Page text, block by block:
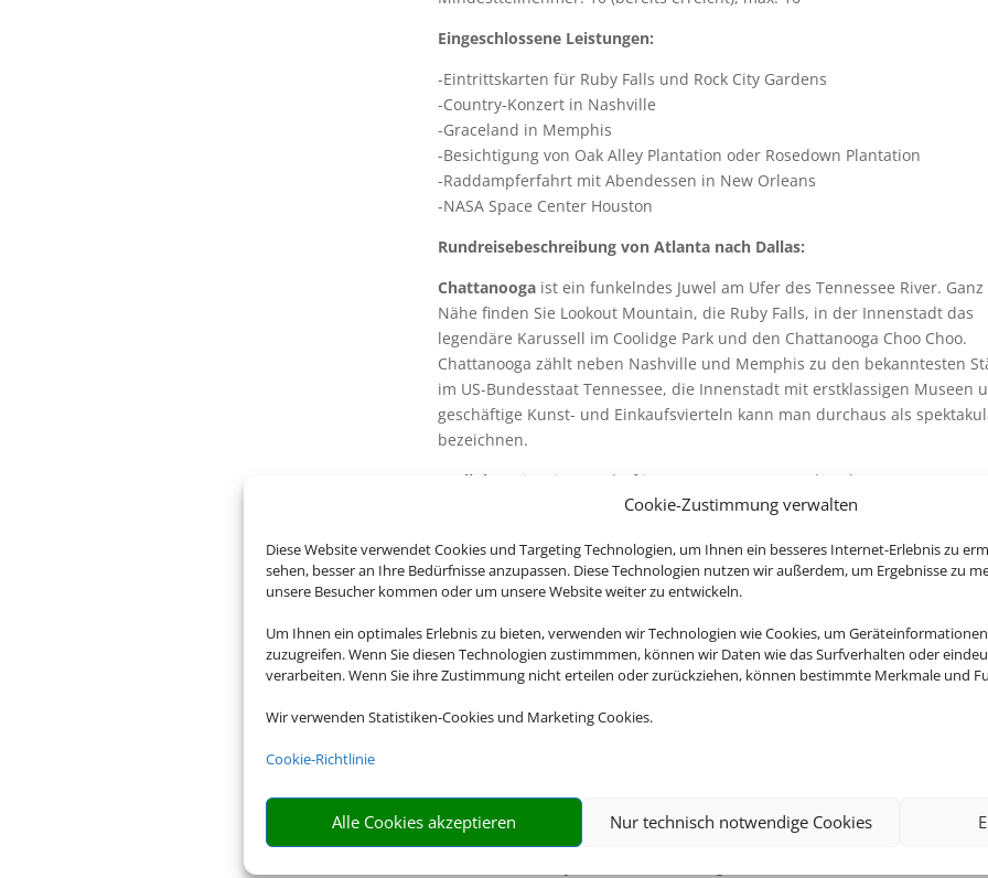
Cookie-Zustimmung verwalten
Diese Website verwendet Cookies und Targeting Technologien, um Ihnen ein besseres Internet-Erlebnis zu
sehen, besser an Ihre Bedürfnisse anzupassen. Diese Technologien nutzen wir außerdem, um Ergebnisse zu
unsere Besucher kommen oder um unsere Website weiter zu entwickeln.
Um Ihnen ein optimales Erlebnis zu bieten, verwenden wir Technologien wie Cookies, um
zuzugreifen. Wenn Sie diesen Technologien zustimmmen, können wir Daten wie das Surfverhalten oder
verarbeiten. Wenn Sie ihre Zustimmung nicht erteilen oder zurückziehen, können bestimmte Merkmale und
Wir verwenden Statistiken-Cookies und Marketing Cookies.
Cookie-Richtlinie
Alle Cookies akzeptieren Nur technisch notwendige Cookies
Eingeschlossene Leistungen:
-Eintrittskarten für Ruby Falls und Rock City Gardens
-Country-Konzert in Nashville
-Graceland in Memphis
-Besichtigung von Oak Alley Plantation oder Rosedown Plantation
-Raddampferfahrt mit Abendessen in New Orleans
-NASA Space Center Houston
Rundreisebeschreibung von Atlanta nach Dallas:
Chattanooga ist ein funkelndes Juwel am Ufer des Tennessee River.
Nähe finden Sie Lookout Mountain, die Ruby Falls, in der Innenstadt das
legendäre Karussell im Coolidge Park und den Chattanooga Choo Choo.
Chattanooga zählt neben Nashville und Memphis zu den bekanntesten
im US-Bundesstaat Tennessee, die Innenstadt mit erstklassigen Museen
geschäftige Kunst- und Einkaufsvierteln kann man durchaus als
bezeichnen.
Gatlinburg
ist ein Bergdorf im Osten Tennessees, das als Tor zum gut
Hektar großen Great-Smoky-Mountains-Nationalpark dient. Viele der
124 m hohe Aussichtsturm Space Needle und der Sky Lift, eine 3,4 km
Seilschwebebahn, die von der Ortsmitte zum beliebten Freizeitpark und
Faszinierende Wasserfälle, eine artenreiche Tier- und Pflanzenwelt sowie
die aussehen, als würden sie rauchen – das alles ist derGreat Smoky
damit zu den am meisten besuchten Nationalparks in den USA.
das Grand Ole Opry House mit der bekannten „Grand Ole Opry“-Bühne
gleichnamigen Radiosendung. Die Country Music Hall of Fame &